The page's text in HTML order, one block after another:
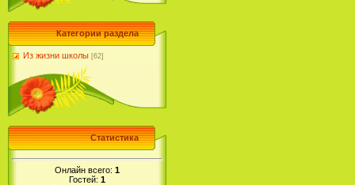
Категории раздела
Из жизни школы [62]
Статистика
Онлайн всего: 1
Гостей: 1